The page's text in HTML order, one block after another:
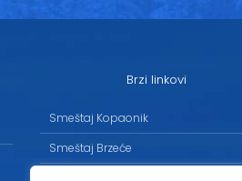
Brzi linkovi
Smeštaj Kopaonik
Smeštaj Brzeće